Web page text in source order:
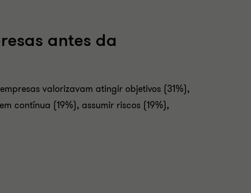
antes da
valorizavam atingir objetivos (31%),
contínua (19%), assumir riscos (19%),